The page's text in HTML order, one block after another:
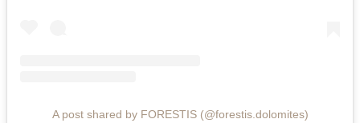
A post shared by FORESTIS (@forestis.dolomites)